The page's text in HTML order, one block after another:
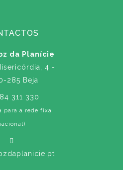
da Planície
4 -
285 Beja
311 330
para a rede fixa